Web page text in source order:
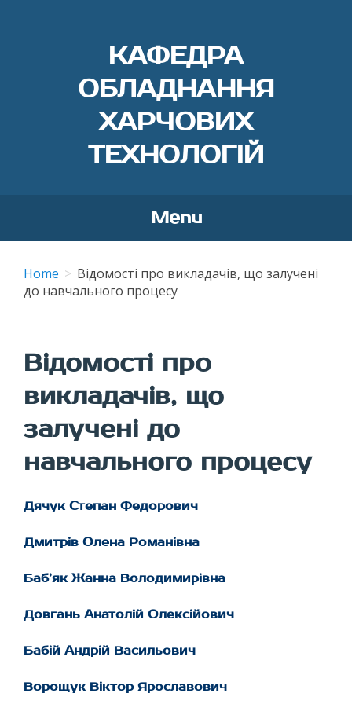
КАФЕДРА
ОБЛАДНАННЯ
ХАРЧОВИХ
ТЕХНОЛОГІЙ
Menu
content
Home
Відомості про викладачів, що залучені
до навчального процесу
Відомості про
викладачів, що
залучені до
навчального процесу
Дячук Степан Федорович
Дмитрів Олена Романівна
Баб’як Жанна Володимирівна
Довгань Анатолій Олексійович
Бабій Андрій Васильович
Ворощук Віктор Ярославович